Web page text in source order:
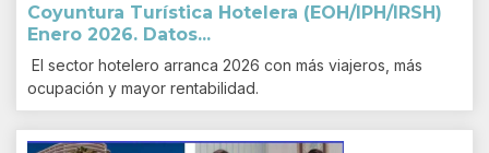
Coyuntura Turística Hotelera (EOH/IPH/IRSH)
Enero 2026. Datos...
El sector hotelero arranca 2026 con más viajeros, más
ocupación y mayor rentabilidad.